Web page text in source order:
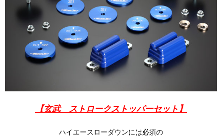
【玄武 ストロークストッパーセット】
ハイエースローダウンには必須の